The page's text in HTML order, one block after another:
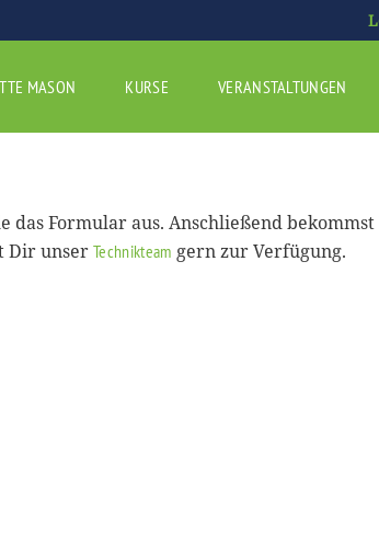
MASON KURSE VERANSTALTUNGEN
Formular aus. Anschließend bekommst
Dir unser Technikteam gern zur Verfügung.